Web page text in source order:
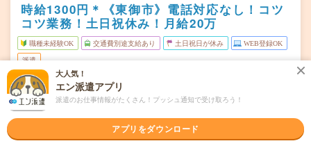
時給1300円＊《東御市》電話対応なし！コツ
コツ業務！土日祝休み！月給20万
職種未経験OK 交通費別途支給あり 土日祝日が休み WEB登録OK
派遣
勤務地
長野県東御市
滋野駅から徒歩15分
曜日頻度 月～金（週5日） ※土日祝休み！
08:20～17:20(実働8時間 休憩1時間)
大人気！
エン派遣アプリ
派遣のお仕事情報がたくさん！プッシュ通知で受け取ろう！
アプリをダウンロード